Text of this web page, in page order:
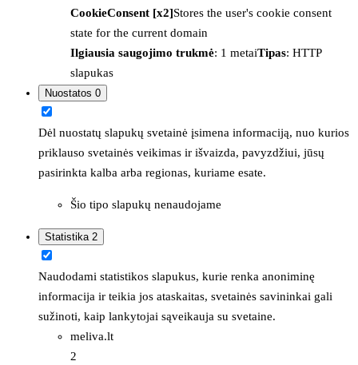
CookieConsent [x2]Stores the user's cookie consent
state for the current domain
Ilgiausia saugojimo trukmė: 1 metaiTipas: HTTP
slapukas
Nuostatos 0
Dėl nuostatų slapukų svetainė įsimena informaciją, nuo kurios
priklauso svetainės veikimas ir išvaizda, pavyzdžiui, jūsų
pasirinkta kalba arba regionas, kuriame esate.
Šio tipo slapukų nenaudojame
Statistika 2
Naudodami statistikos slapukus, kurie renka anoniminę
informacija ir teikia jos ataskaitas, svetainės savininkai gali
sužinoti, kaip lankytojai sąveikauja su svetaine.
meliva.lt
2